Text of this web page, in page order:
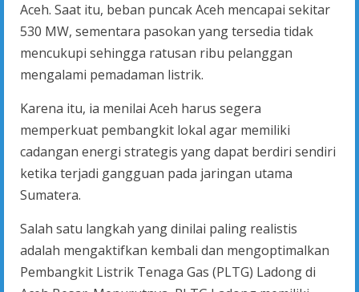
Aceh. Saat itu, beban puncak Aceh mencapai sekitar
530 MW, sementara pasokan yang tersedia tidak
mencukupi sehingga ratusan ribu pelanggan
mengalami pemadaman listrik.
Karena itu, ia menilai Aceh harus segera
memperkuat pembangkit lokal agar memiliki
cadangan energi strategis yang dapat berdiri sendiri
ketika terjadi gangguan pada jaringan utama
Sumatera.
Salah satu langkah yang dinilai paling realistis
adalah mengaktifkan kembali dan mengoptimalkan
Pembangkit Listrik Tenaga Gas (PLTG) Ladong di